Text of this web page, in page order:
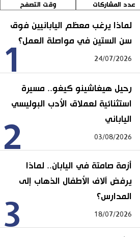
عدد المشاركات وقت التصفح
1
لماذا يرغب معظم اليابانيين فوق
سن الستين في مواصلة العمل؟
24/07/2026
2
رحيل هيغاشينو كيغو.. مسيرة
استثنائية لعملاق الأدب البوليسي
الياباني
03/08/2026
3
أزمة صامتة في اليابان.. لماذا
يرفض آلاف الأطفال الذهاب إلى
المدارس؟
18/07/2026